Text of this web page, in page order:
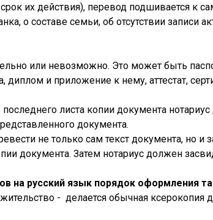
их действия), перевод подшивается к
о составе семьи, об отсутствии записи
или невозможно. Это может быть
и приложение к нему, аттестат,
листа копии документа
документа.
не только сам текст документа, но и
документа. Затем нотариус должен
на русский язык порядок оформления
- делается обычная ксерокопия